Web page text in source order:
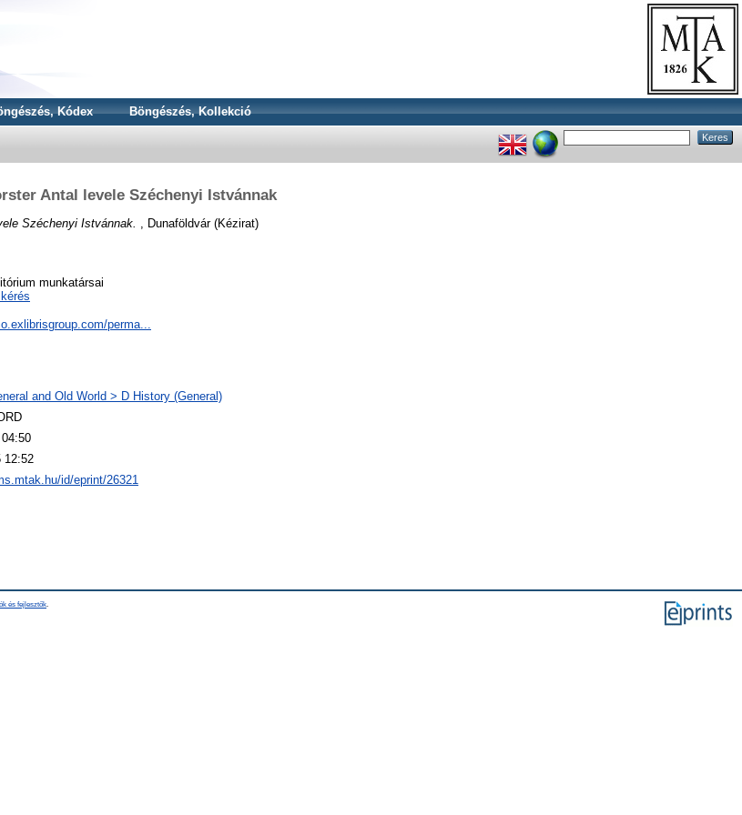
Kódex Böngészés, Kollekció
Antal levele Széchenyi Istvánnak
Széchenyi Istvánnak. , Dunaföldvár (Kézirat)
munkatársai
perma...
and Old World > D History (General)
12:52
id/eprint/26321
és fejlesztők